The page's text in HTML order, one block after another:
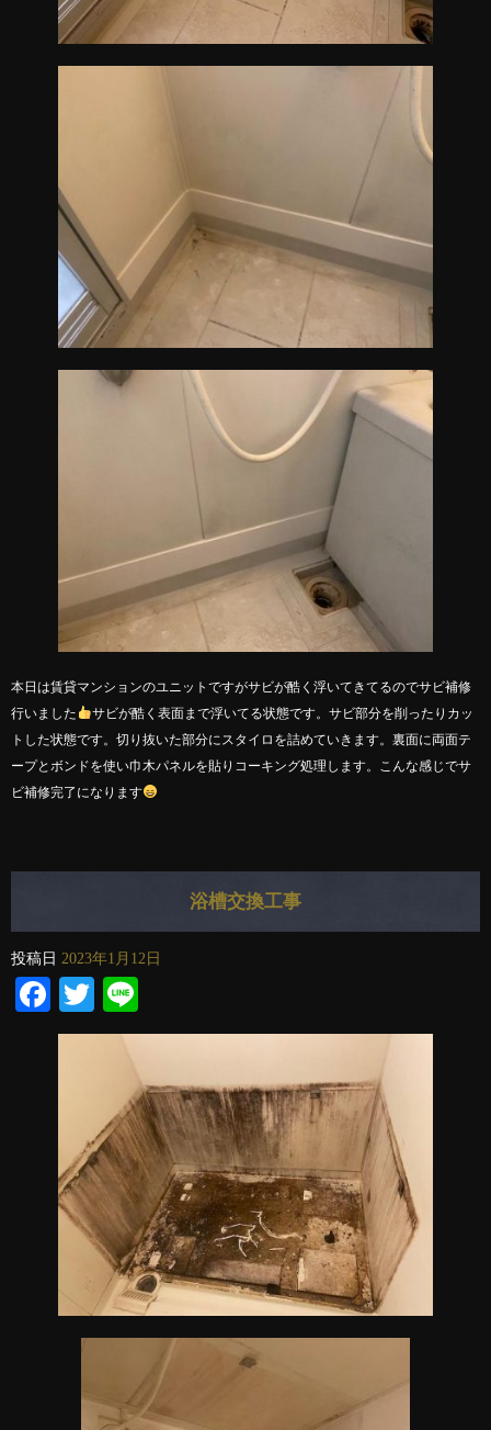
本日は賃貸マンションのユニットですがサビが酷く浮いてきてるのでサビ補修
行いました
サビが酷く表面まで浮いてる状態です。サビ部分を削ったりカッ
トした状態です。切り抜いた部分にスタイロを詰めていきます。裏面に両面テ
ープとボンドを使い巾木パネルを貼りコーキング処理します。こんな感じでサ
ビ補修完了になります
浴槽交換工事
投稿日 2023年1月12日
Facebook
Twitter